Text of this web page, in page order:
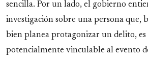
sencilla. Por un lado, el gobierno
investigación sobre una persona que,
bien planea protagonizar un delito, es
potencialmente vinculable al evento